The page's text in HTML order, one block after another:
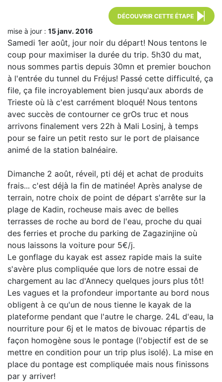
DÉCOUVRIR CETTE ÉTAPE
mise à jour : 15 janv. 2016
Samedi 1er août, jour noir du départ! Nous tentons le
coup pour maximiser la durée du trip. 5h30 du mat,
nous sommes partis depuis 30mn et premier bouchon
à l'entrée du tunnel du Fréjus! Passé cette difficulté, ça
file, ça file incroyablement bien jusqu'aux abords de
Trieste où là c'est carrément bloqué! Nous tentons
avec succès de contourner ce grOs truc et nous
arrivons finalement vers 22h à Mali Losinj, à temps
pour se faire un petit resto sur le port de plaisance
animé de la station balnéaire.
Dimanche 2 août, réveil, pti déj et achat de produits
frais... c'est déjà la fin de matinée! Après analyse de
terrain, notre choix de point de départ s'arrête sur la
plage de Kadin, rocheuse mais avec de belles
terrasses de roche au bord de l'eau, proche du quai
des ferries et proche du parking de Zagazinjine où
nous laissons la voiture pour 5€/j.
Le gonflage du kayak est assez rapide mais la suite
s'avère plus compliquée que lors de notre essai de
chargement au lac d'Annecy quelques jours plus tôt!
Les vagues et la profondeur importante au bord nous
obligent à ce qu'un de nous tienne le kayak de la
plateforme pendant que l'autre le charge. 24L d'eau, la
nourriture pour 6j et le matos de bivouac répartis de
façon homogène sous le pontage (l'objectif est de se
mettre en condition pour un trip plus isolé). La mise en
place du pontage est compliquée mais nous finissons
par y arriver!